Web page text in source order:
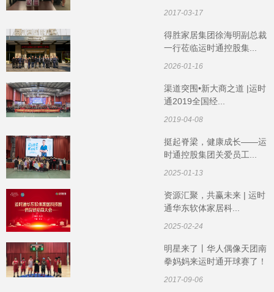
2017-03-17
得胜家居集团徐海明副总裁
一行莅临运时通控股集...
2026-01-16
渠道突围•新大商之道 |运时
通2019全国经...
2019-04-08
挺起脊梁，健康成长——运
时通控股集团关爱员工...
2025-01-13
资源汇聚，共赢未来 | 运时
通华东软体家居科...
2025-02-24
明星来了丨华人偶像天团南
拳妈妈来运时通开球赛了！
2017-09-06